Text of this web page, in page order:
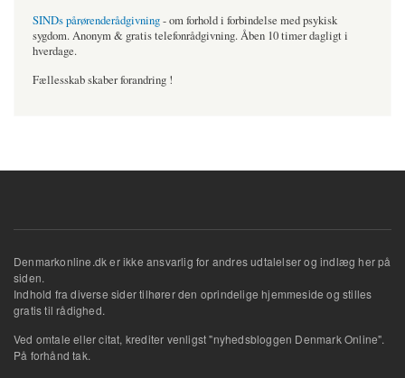
SINDs pårørenderådgivning- om forhold i forbindelse med psykisk
sygdom. Anonym & gratis telefonrådgivning. Åben 10 timer dagligt i
hverdage.
Fællesskab skaber forandring !
Denmarkonline.dk er ikke ansvarlig for andres udtalelser og indlæg her på
siden.
Indhold fra diverse sider tilhører den oprindelige hjemmeside og stilles
gratis til rådighed.
Ved omtale eller citat, krediter venligst "nyhedsbloggen Denmark Online".
På forhånd tak.